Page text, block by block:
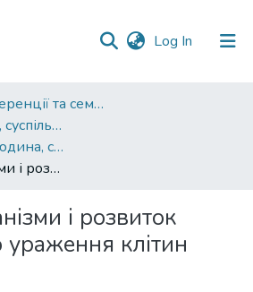
Log In (current)
012. Конференції та семінари НаУКМА
Україна: людина, суспільство, природа : щорічна наукова конференція
1997. Україна: людина, суспільство, природа : третя щорічна наукова конференція, присвячена 400-й річниці народження і 350-й річниці смерті Петра Могили : тези доповідей
Пускові механізми і розвиток радіаційного ураження клітин
і розвиток
ураження клітин